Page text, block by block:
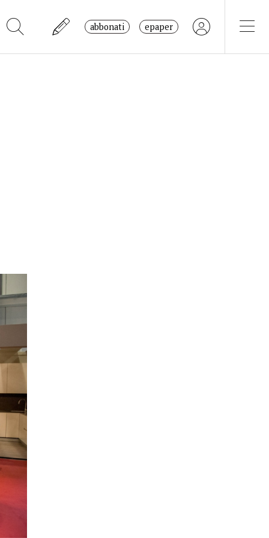
abbonati epaper